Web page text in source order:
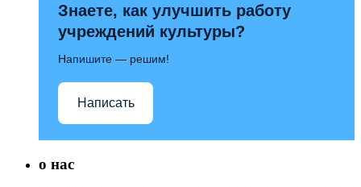
Знаете, как улучшить работу
учреждений культуры?
Напишите — решим!
Написать
о нас